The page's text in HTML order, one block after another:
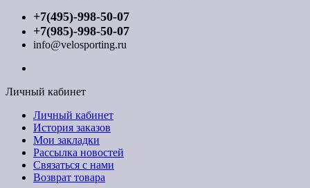
+7(495)-998-50-07
+7(985)-998-50-07
info@velosporting.ru
Личный кабинет
Личный кабинет
История заказов
Мои закладки
Рассылка новостей
Связаться с нами
Возврат товара